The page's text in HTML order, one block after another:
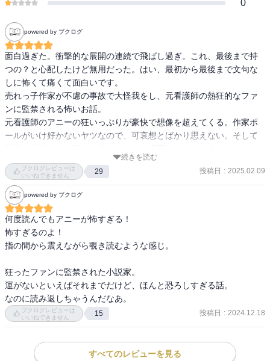
0
powered by ブクログ
面白過ぎた。衝撃的な展開の連続で飛ばし過ぎ。これ、最後まで持
つの？と心配したけど無用だった。はい、最初から最後まで文句な
しに怖くて痛くて面白いです。
売れっ子作家が不慮の事故で大怪我をし、元看護師の熱狂的なファ
ンに監禁される怖いお話。
元看護師のアニーの狂いっぷりが豪快で想像を超えてくる。作家ポ
ールがいけ好かないヤツなので、可哀想とばかり思えない。そして
のか早く知りたくて読む手が止まらなかった。
作中作の「ミザリー」の物語の意味が理解できなかったのが、私の
読解力の足りないところ。考察サイトを探そうと思っている。
稀代のストーリーテラー、スティーブン・キングの大傑作。ホラー
も人怖もお手の物。最後まで読者を惹きつける天才だ。キングの他
作品も読んでみたいのだけど、怖がりの私は決心がつかず、書店で
返している。はたから見た人はそれこそホラーだよね。
続きを読む
ブクログレビューは
いいねできません
29 投稿日 : 2025.02.09
powered by ブクログ
何度読んでもアニーが怖すぎる！
怖すぎるのよ！
指の間から震えながら覗き読むような感じ。
狂ったファンに監禁された小説家。
運がないといえばそれまでだけど、ほんと恐ろしすぎる話。
なのに読み返しちゃうんだなあ。
ブクログレビューは
いいねできません
15 投稿日 : 2024.12.18
すべてのレビューを見る